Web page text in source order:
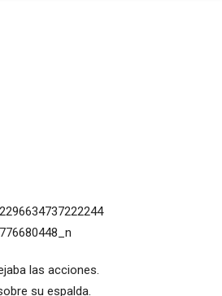
las acciones.
su espalda.